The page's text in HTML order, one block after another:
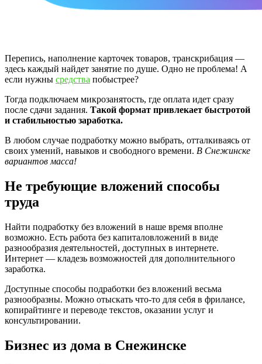
Перепись, наполнение карточек товаров, транскрибация —
здесь каждый найдет занятие по душе. Одно не проблема! А
если нужны средства побыстрее?
Тогда подключаем микрозанятость, где оплата идет сразу
после сдачи задания. Такой формат привлекает быстротой
и стабильностью заработка.
В любом случае подработку можно выбрать, отталкиваясь от
своих умений, навыков и свободного времени. В Снежинске
вариантов масса!
Не требующие вложений способы
труда
Найти подработку без вложений в наше время вполне
возможно. Есть работа без капиталовложений в виде
разнообразия деятельностей, доступных в интернете.
Интернет — кладезь возможностей для дополнительного
заработка.
Доступные способы подработки без вложений весьма
разнообразны. Можно отыскать что-то для себя в фрилансе,
копирайтинге и переводе текстов, оказании услуг и
консультировании.
Бизнес из дома в Снежинске